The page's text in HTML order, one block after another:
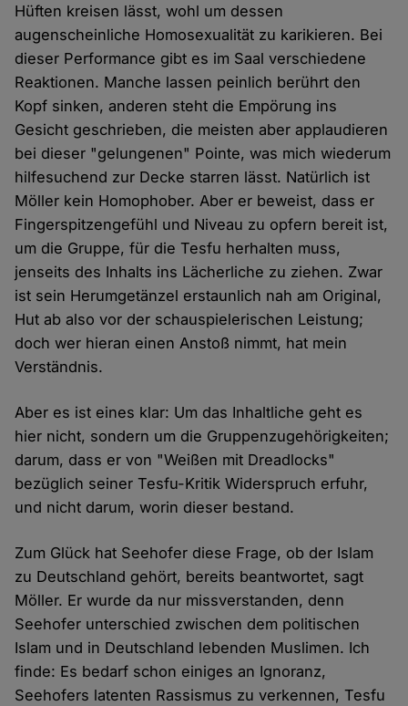
Hüften kreisen lässt, wohl um dessen
augenscheinliche Homosexualität zu karikieren. Bei
dieser Performance gibt es im Saal verschiedene
Reaktionen. Manche lassen peinlich berührt den
Kopf sinken, anderen steht die Empörung ins
Gesicht geschrieben, die meisten aber applaudieren
bei dieser "gelungenen" Pointe, was mich wiederum
hilfesuchend zur Decke starren lässt. Natürlich ist
Möller kein Homophober. Aber er beweist, dass er
Fingerspitzengefühl und Niveau zu opfern bereit ist,
um die Gruppe, für die Tesfu herhalten muss,
jenseits des Inhalts ins Lächerliche zu ziehen. Zwar
ist sein Herumgetänzel erstaunlich nah am Original,
Hut ab also vor der schauspielerischen Leistung;
doch wer hieran einen Anstoß nimmt, hat mein
Verständnis.
Aber es ist eines klar: Um das Inhaltliche geht es
hier nicht, sondern um die Gruppenzugehörigkeiten;
darum, dass er von "Weißen mit Dreadlocks"
bezüglich seiner Tesfu-Kritik Widerspruch erfuhr,
und nicht darum, worin dieser bestand.
Zum Glück hat Seehofer diese Frage, ob der Islam
zu Deutschland gehört, bereits beantwortet, sagt
Möller. Er wurde da nur missverstanden, denn
Seehofer unterschied zwischen dem politischen
Islam und in Deutschland lebenden Muslimen. Ich
finde: Es bedarf schon einiges an Ignoranz,
Seehofers latenten Rassismus zu verkennen, Tesfu